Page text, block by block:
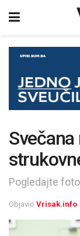
Pogledajte
Objavio Vrisak.info